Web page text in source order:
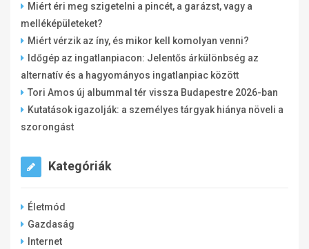
Miért éri meg szigetelni a pincét, a garázst, vagy a
melléképületeket?
Miért vérzik az íny, és mikor kell komolyan venni?
Időgép az ingatlanpiacon: Jelentős árkülönbség az
alternatív és a hagyományos ingatlanpiac között
Tori Amos új albummal tér vissza Budapestre 2026-ban
Kutatások igazolják: a személyes tárgyak hiánya növeli a
szorongást
Kategóriák
Életmód
Gazdaság
Internet